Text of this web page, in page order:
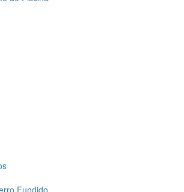
Fundido